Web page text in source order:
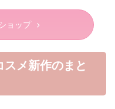
ョップ
メ新作のまと